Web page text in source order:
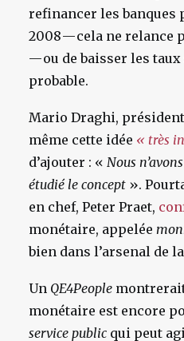
refinancer les banques
2008 — cela ne relance
— ou de baisser les
probable.
Mario Draghi,
même cette idée « très
d’ajouter : « Nous
étudié le concept ».
en chef, Peter Praet,
monétaire, appelée
bien dans l’arsenal de la
Un QE4People
monétaire est encore
service public qui peut